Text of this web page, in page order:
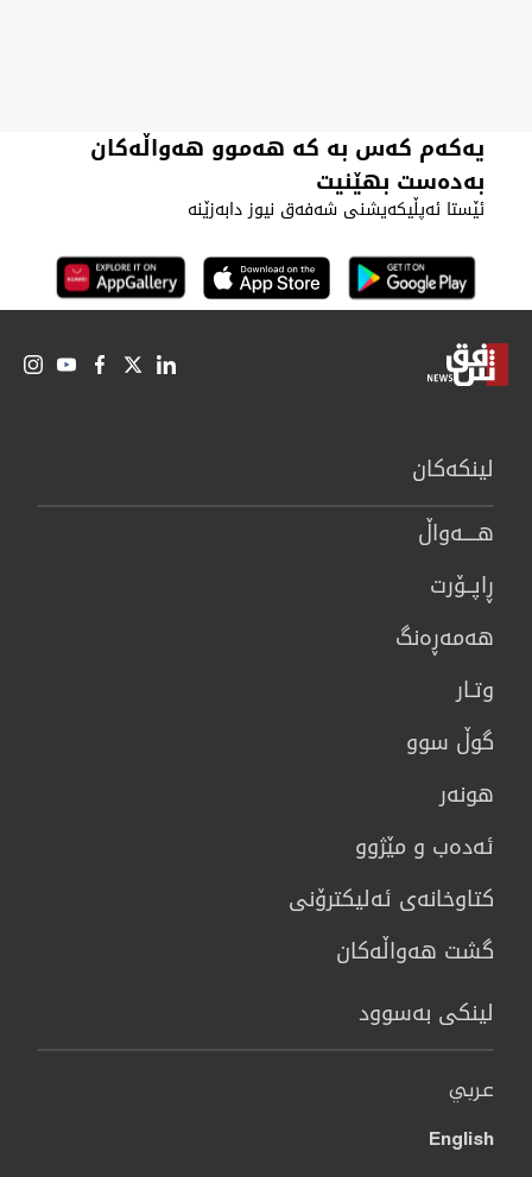
یەکەم کەس بە کە هەموو هەواڵەکان
بەدەست بهێنیت
ئێستا ئەپڵیکەیشنی شەفەق نیوز دابەزێنە
لینكەكان
هــــه‌واڵ
ڕاپــۆرت
هه‌مه‌ڕه‌نگ
وتـار
گوڵ سوو
هونه‌ر
ئەدەب و مێژوو
كتاوخانه‌ی ئه‌ليكترۆنی
گشت هەواڵەکان
لینکی بەسوود
عربي
English